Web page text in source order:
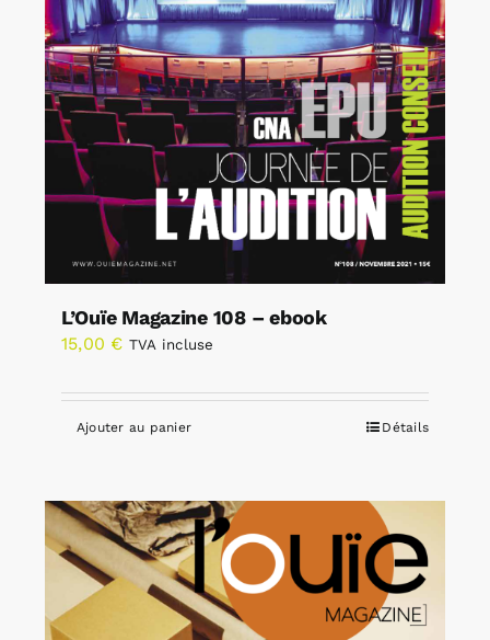
L’Ouïe Magazine 108 – ebook
15,00 € TVA incluse
Ajouter au panier Détails